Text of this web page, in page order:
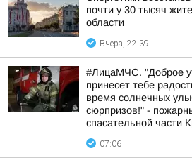
почти у 30 тысяч
области
Вчера, 22:39
#ЛицаМЧС. "Доброе
принесет тебе
время солнечных
сюрпризов!" -
спасательной части
07:06